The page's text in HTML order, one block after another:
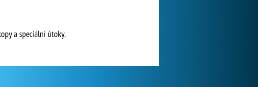
a speciální útoky.